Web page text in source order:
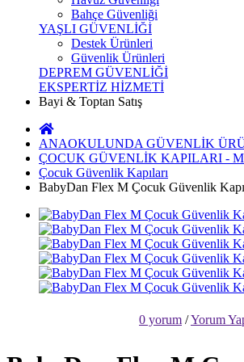
Bahçe Güvenliği
YAŞLI GÜVENLİĞİ
Destek Ürünleri
Güvenlik Ürünleri
DEPREM GÜVENLİĞİ
EKSPERTİZ HİZMETİ
Bayi & Toptan Satış
ANAOKULUNDA GÜVENLİK
ÇOCUK GÜVENLİK KAPILARI -
Çocuk Güvenlik Kapıları
BabyDan Flex M Çocuk Güvenlik
0 yorum /Yorum